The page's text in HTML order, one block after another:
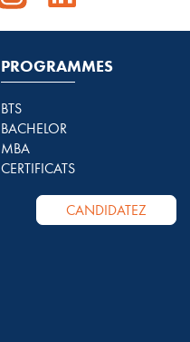
PROGRAMMES
BTS
BACHELOR
MBA
CERTIFICATS
CANDIDATEZ